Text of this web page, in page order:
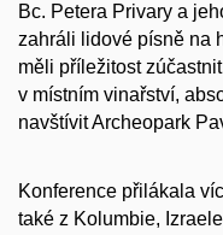
Bc. Petera Privary a
zahráli lidové písně na
měli příležitost
v místním vinařství,
navštívit Archeopark
Konference přilákala
také z Kolumbie,